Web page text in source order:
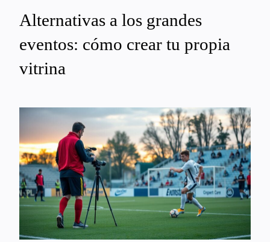
Alternativas a los grandes
eventos: cómo crear tu propia
vitrina